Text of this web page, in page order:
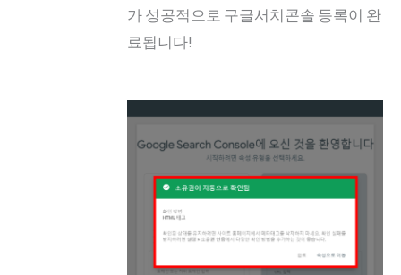
가 성공적으로 구글서치콘솔 등록이 완
료됩니다!